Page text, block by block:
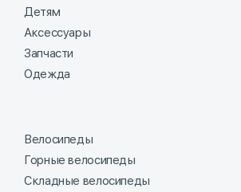
Детям
Аксессуары
Запчасти
Одежда
Велосипеды
Горные велосипеды
Складные велосипеды